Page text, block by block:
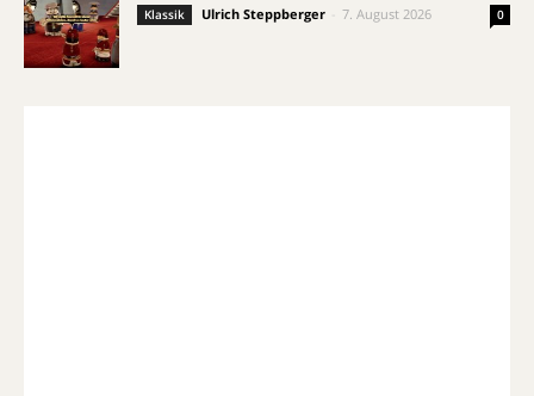
Klassik Ulrich Steppberger 7. August 2026 0